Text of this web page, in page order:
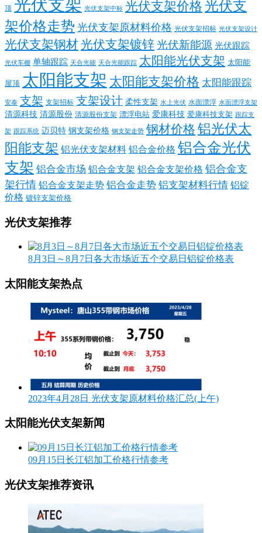
顶 光伏支架 光伏支架中标 光伏支架价格 光伏支
架价格走势 光伏支架原材料价格 光伏支架招标 光伏支架设计
光伏支架钢材光伏支架镀锌光伏新能源 光伏跟踪
光伏车棚 单轴跟踪 天合光能 天合光能跟踪 太阳能光伏支架 太阳能
屋顶 太阳能支架 太阳能支架价格 太阳能跟踪
安泰 支架 支架招标 支架设计 柔性支架 水上光伏 水面漂浮 水面漂浮支架
清源科技 清源股份 清源股份支架 漂浮电站 爱康科技 爱康科技支架 跟踪支
架 跟踪系统 迈贝特 钢支架价格 钢支架走势 钢材价格 铝光伏太
阳能支架 铝光伏支架材料 铝合金价格 铝合金光伏
支架 铝合金市场 铝合金支架 铝合金支架价格 铝合金支
架行情 铝合金支架走势 铝合金走势 铝支架材料行情 铝锭
价格 镀锌支架价格
光伏支架推荐
8月3日～8月7日各大市场近五个交易日铝锭价格表
太阳能支架热点
2023年4月28日 光伏支架原材料价格汇总(上午)
太阳能光伏支架新闻
09月15日长江铝加工价格行情参考
光伏支架推荐资讯